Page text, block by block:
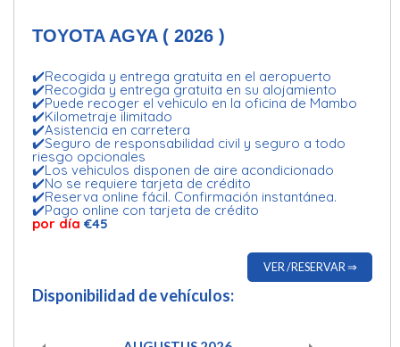
TOYOTA AGYA ( 2026 )
✔️Recogida y entrega gratuita en el aeropuerto
✔️Recogida y entrega gratuita en su alojamiento
✔️Puede recoger el vehiculo en la oficina de Mambo
✔️Kilometraje ilimitado
✔️Asistencia en carretera
✔️Seguro de responsabilidad civil y seguro a todo
riesgo opcionales
✔️Los vehiculos disponen de aire acondicionado
✔️No se requiere tarjeta de crédito
✔️Reserva online fácil. Confirmación instantánea.
✔️Pago online con tarjeta de crédito
por día€45
VER /RESERVAR ⇒
Disponibilidad de vehículos: